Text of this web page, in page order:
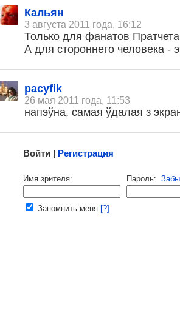
Кальян
3 августа 2011 года, 16:12
Только для фанатов
А для стороннего человека -
pacyfik
26 мая 2011 года, 11:53
напэўна, самая ўдалая з
, поделитесь своим мнением
Малосодержательные и грубые отзывы нещадно
Войти | Регистрация
Имя зрителя: Пароль:
Запомнить меня [?]